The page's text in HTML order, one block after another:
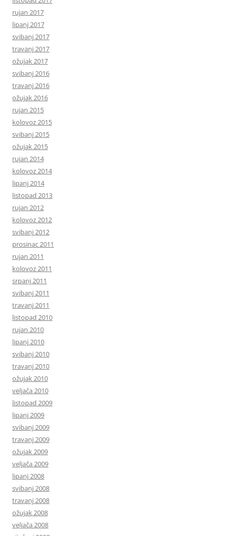
rujan 2017
lipanj 2017
svibanj 2017
travanj 2017
ožujak 2017
svibanj 2016
travanj 2016
ožujak 2016
rujan 2015
kolovoz 2015
svibanj 2015
ožujak 2015
rujan 2014
kolovoz 2014
lipanj 2014
listopad 2013
rujan 2012
kolovoz 2012
svibanj 2012
prosinac 2011
rujan 2011
kolovoz 2011
srpanj 2011
svibanj 2011
travanj 2011
listopad 2010
rujan 2010
lipanj 2010
svibanj 2010
travanj 2010
ožujak 2010
veljača 2010
listopad 2009
lipanj 2009
svibanj 2009
travanj 2009
ožujak 2009
veljača 2009
lipanj 2008
svibanj 2008
travanj 2008
ožujak 2008
veljača 2008